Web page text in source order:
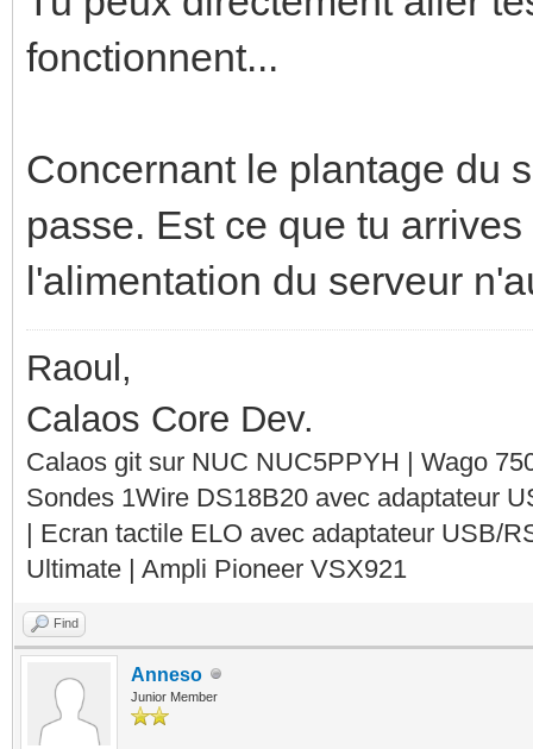
fonctionnent...
Concernant le plantage du
passe. Est ce que tu
l'alimentation du serveur
Raoul,
Calaos Core Dev.
Calaos git sur NUC NUC5PPYH | Wago
Sondes 1Wire DS18B20 avec adaptateur
| Ecran tactile ELO avec adaptateur USB/
Ultimate | Ampli Pioneer VSX921
Find
Anneso
Junior Member